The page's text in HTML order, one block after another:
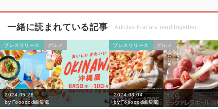
一緒に読まれている記事 Articles that are read together
プレスリリース グルメ
2024.05.28
byFoooood編集部
プレスリリース グルメ
2024.03.04
byFoooood編集部